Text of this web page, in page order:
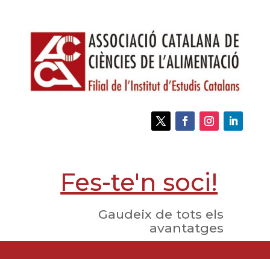
Fes-te'n soci!
Gaudeix de tots els
avantatges